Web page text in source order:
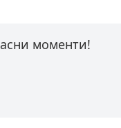
моменти!